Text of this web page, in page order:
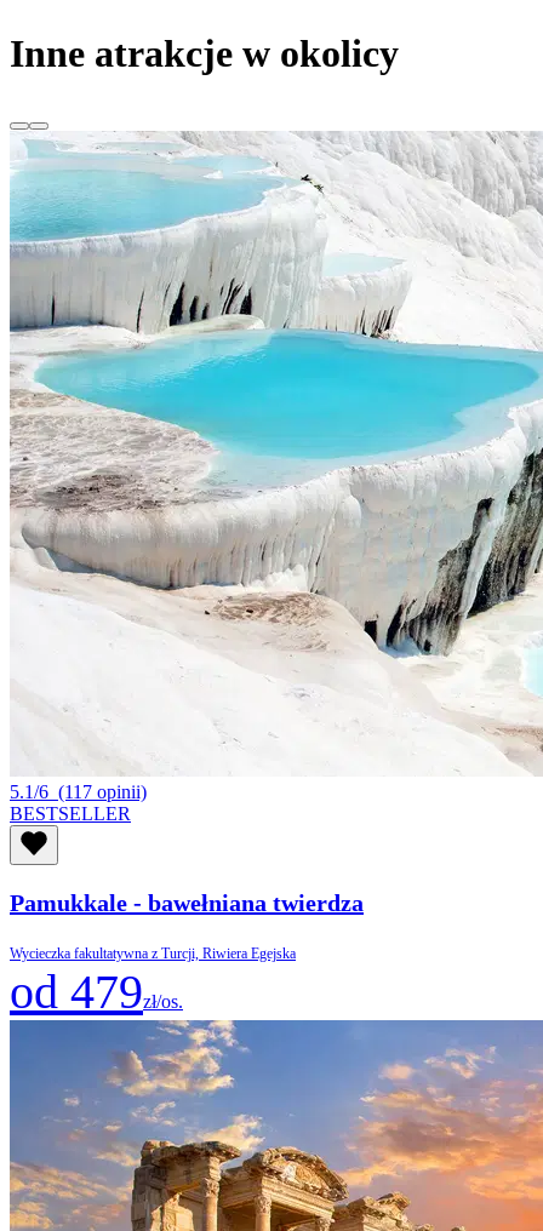
Inne atrakcje w okolicy
5.1/6 (117 opinii)
BESTSELLER
Pamukkale - bawełniana twierdza
Wycieczka fakultatywna z Turcji, Riwiera Egejska
od 479zł/os.